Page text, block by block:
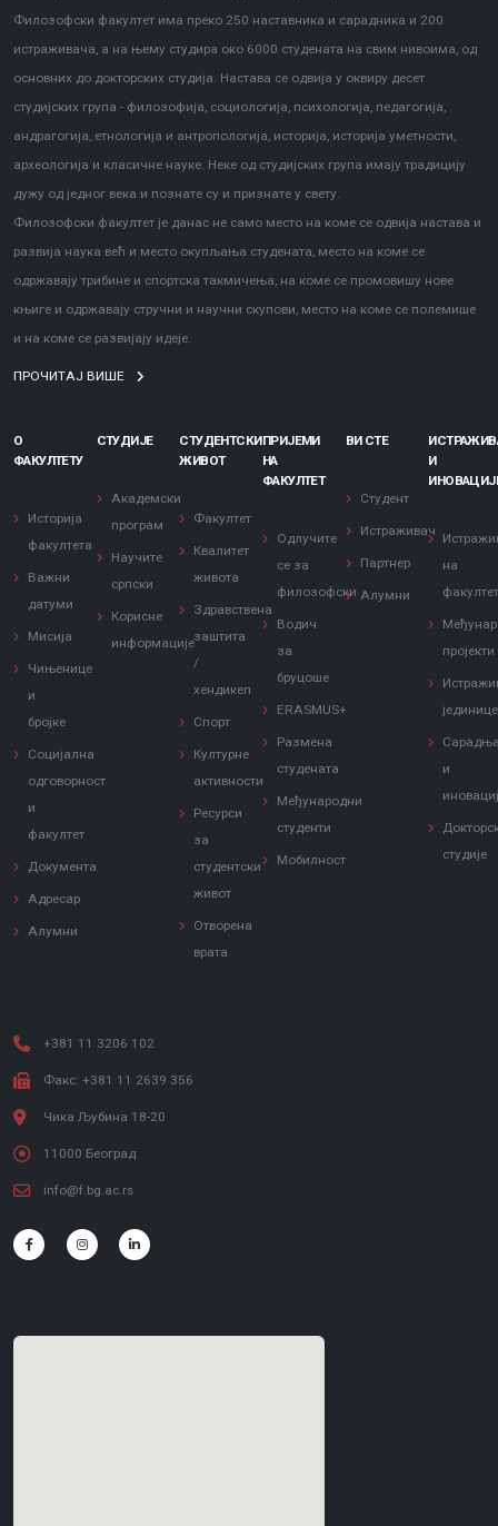
Филозофски факултет има преко 250 наставника и сарадника и 200
истраживача, а на њему студира око 6000 студената на свим нивоима, од
основних до докторских студија. Настава се одвија у оквиру десет
студијских група - филозофија, социологија, психологија, педагогија,
андрагогија, етнологија и антропологија, историја, историја уметности,
археологија и класичне науке. Неке од студијских група имају традицију
дужу од једног века и познате су и признате у свету.
Филозофски факултет је данас не само место на коме се одвија настава и
развија наука већ и место окупљања студената, место на коме се
одржавају трибине и спортска такмичења, на коме се промовишу нове
књиге и одржавају стручни и научни скупови, место на коме се полемише
и на коме се развијају идеје.
ПРОЧИТАЈ ВИШЕ
О
ФАКУЛТЕТУ
Историја
факултета
Важни
датуми
Мисија
Чињенице
и
бројке
Социјална
одговорност
и
факултет
Документа
Адресар
Алумни
СТУДИЈЕ
Академски
програм
Научите
српски
Корисне
информације
СТУДЕНТСКИ
ЖИВОТ
Факултет
Квалитет
живота
Здравствена
заштита
/
хендикеп
Спорт
Културне
активности
Ресурси
за
студентски
живот
Отворена
врата
ПРИЈЕМИ
НА
ФАКУЛТЕТ
Одлучите
се за
филозофски
Водич
за
бруцоше
ERASMUS+
Размена
студената
Међународни
студенти
Мобилност
ВИ СТЕ
Студент
Истраживач
Партнер
Алумни
И
на
пројекти
јединице
и
студије
+381 11 3206 102
Факс: +381 11 2639 356
Чика Љубина 18-20
11000 Београд
info@f.bg.ac.rs